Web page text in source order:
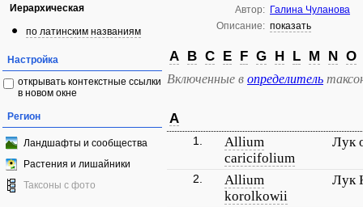
Иерархическая
по латинским названиям
Настройка
открывать контекстные ссылки
в новом окне
Регион
Ландшафты и сообщества
Растения и лишайники
Таксоны с фото
Автор: Галина Чуланова
Описание: показать
A B C E F G H L M N O
Включенные в определитель
A
1.
Allium
caricifolium
Лук
2.
Allium
korolkowii
Лук